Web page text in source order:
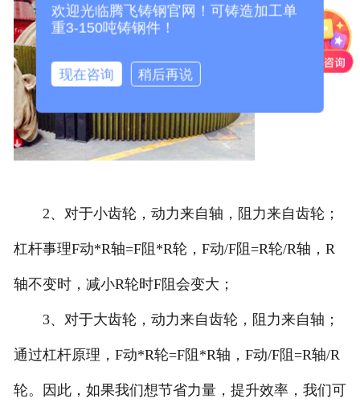
2、对于小齿轮，动力来自轴，阻力来自齿轮；
杠杆事理F动*R轴=F阻*R轮，F动/F阻=R轮/R轴，R
轴不变时，减小R轮时F阻会变大；
3、对于大齿轮，动力来自齿轮，阻力来自轴；
通过杠杆原理，F动*R轮=F阻*R轴，F动/F阻=R轴/R
轮。因此，如果我们想节省力量，提升效率，我们可
欢迎光临腾飞铸钢官网！可铸造加工单
重3-150吨铸钢件！
现在咨询 稍后再说